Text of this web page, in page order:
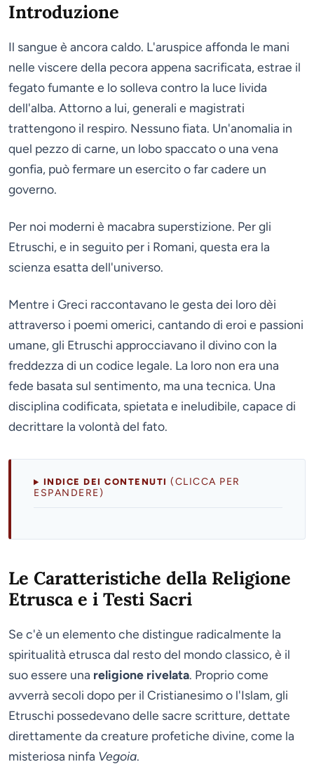
Introduzione
Il sangue è ancora caldo. L'aruspice affonda le mani
nelle viscere della pecora appena sacrificata, estrae il
fegato fumante e lo solleva contro la luce livida
dell'alba. Attorno a lui, generali e magistrati
trattengono il respiro. Nessuno fiata. Un'anomalia in
quel pezzo di carne, un lobo spaccato o una vena
gonfia, può fermare un esercito o far cadere un
governo.
Per noi moderni è macabra superstizione. Per gli
Etruschi, e in seguito per i Romani, questa era la
scienza esatta dell'universo.
Mentre i Greci raccontavano le gesta dei loro dèi
attraverso i poemi omerici, cantando di eroi e passioni
umane, gli Etruschi approcciavano il divino con la
freddezza di un codice legale. La loro non era una
fede basata sul sentimento, ma una tecnica. Una
disciplina codificata, spietata e ineludibile, capace di
decrittare la volontà del fato.
INDICE DEI CONTENUTI(CLICCA PER
ESPANDERE)
Le Caratteristiche della Religione
Etrusca e i Testi Sacri
Se c'è un elemento che distingue radicalmente la
spiritualità etrusca dal resto del mondo classico, è il
suo essere una religione rivelata. Proprio come
avverrà secoli dopo per il Cristianesimo o l'Islam, gli
Etruschi possedevano delle sacre scritture, dettate
direttamente da creature profetiche divine, come la
misteriosa ninfa Vegoia.